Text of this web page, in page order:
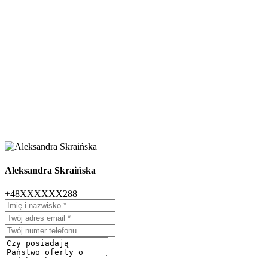
Aleksandra Skraińska
+48XXXXXX288